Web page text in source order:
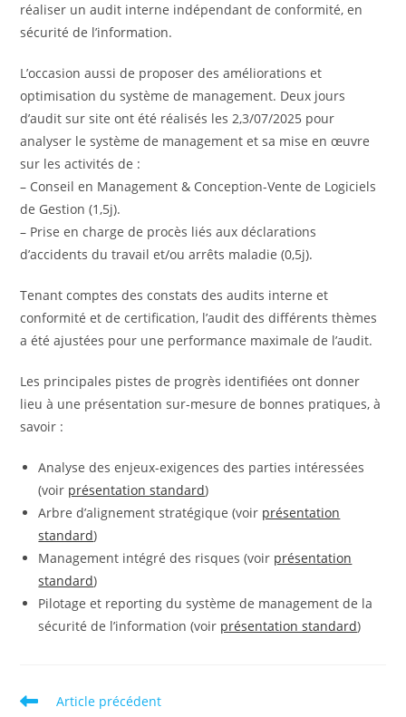
réaliser un audit interne indépendant de conformité, en
sécurité de l’information.
L’occasion aussi de proposer des améliorations et
optimisation du système de management. Deux jours
d’audit sur site ont été réalisés les 2,3/07/2025 pour
analyser le système de management et sa mise en œuvre
sur les activités de :
– Conseil en Management & Conception-Vente de Logiciels
de Gestion (1,5j).
– Prise en charge de procès liés aux déclarations
d’accidents du travail et/ou arrêts maladie (0,5j).
Tenant comptes des constats des audits interne et
conformité et de certification, l’audit des différents thèmes
a été ajustées pour une performance maximale de l’audit.
Les principales pistes de progrès identifiées ont donner
lieu à une présentation sur-mesure de bonnes pratiques, à
savoir :
Analyse des enjeux-exigences des parties intéressées
(voir présentation standard)
Arbre d’alignement stratégique (voir présentation
standard)
Management intégré des risques (voir présentation
standard)
Pilotage et reporting du système de management de la
sécurité de l’information (voir présentation standard)
Read
Article précédent